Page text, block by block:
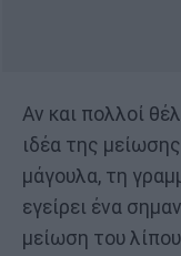
Αν και πολλοί
ιδέα της
μάγουλα, τη
εγείρει ένα
μείωση του